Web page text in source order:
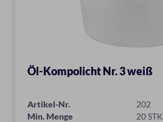
Öl-Kompolicht Nr. 3 weiß
Artikel-Nr.
202
Min. Menge
20 STK